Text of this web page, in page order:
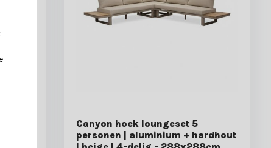
Canyon hoek loungeset 5
personen | aluminium + hardhout